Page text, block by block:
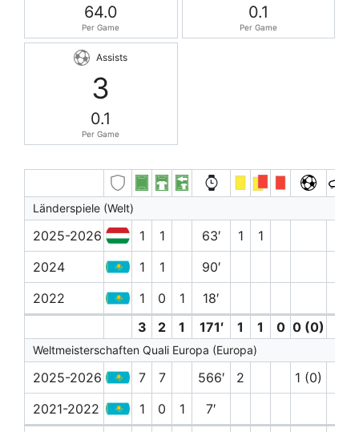
64.0
Per Game
0.1
Per Game
Assists
3
0.1
Per Game
Länderspiele (Welt)
2025-2026 1 1 63′ 1 1
2024
1 1
90′
2022
1 0 1
18′
3
2 1 171′ 1 1 0 0 (0)
Weltmeisterschaften Quali Europa (Europa)
2025-2026 7 7 566′ 2 1 (0)
2021-2022
1 0 1
7′